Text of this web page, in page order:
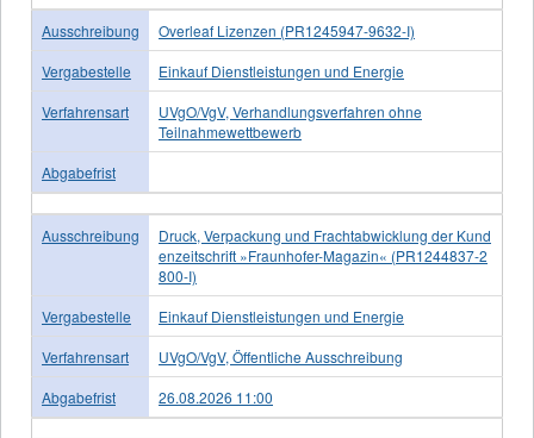
Ausschreibung
Overleaf Lizenzen (PR1245947-9632-I)
Vergabestelle
Einkauf Dienstleistungen und Energie
Verfahrensart
UVgO/VgV, Verhandlungsverfahren ohne
Teilnahmewettbewerb
Abgabefrist
Ausschreibung
Druck, Verpackung und Frachtabwicklung der Kund
enzeitschrift »Fraunhofer-Magazin« (PR1244837-2
800-I)
Vergabestelle
Einkauf Dienstleistungen und Energie
Verfahrensart
UVgO/VgV, Öffentliche Ausschreibung
Abgabefrist
26.08.2026 11:00